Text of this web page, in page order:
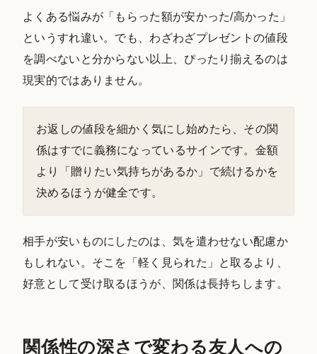
よくある悩みが「もらった額が安かった/高かった」
というすれ違い。でも、わざわざプレゼントの値段
を調べないと分からない以上、ぴったり揃えるのは
現実的ではありません。
お返しの値段を細かく気にし始めたら、その関
係はすでに義務になっているサインです。金額
より「贈りたい気持ちがあるか」で続けるかを
決めるほうが健全です。
相手が安いものにしたのは、気を遣わせない配慮か
もしれない。そこを「軽く見られた」と取るより、
好意として受け取るほうが、関係は長持ちします。
関係性の深さで変わる友人への